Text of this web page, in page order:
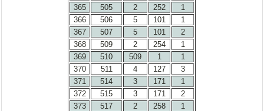
365
505 2 252
1
366
506 5 101
1
367
507 5 101
2
368
509 2 254
1
369
510 509 1
1
370
511 4 127
3
371
514 3 171
1
372
515 3 171
2
373
517 2 258
1